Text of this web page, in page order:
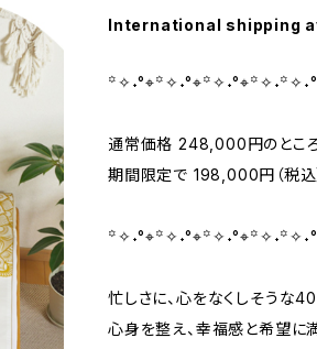
International shipping
通常価格 248,000円のところ
期間限定で 198,000円（税込
忙しさに、心をなくしそうな
心身を整え、幸福感と希望に